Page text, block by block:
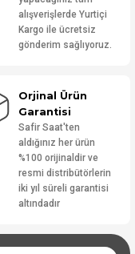
alışverişlerde Yurtiçi
Kargo ile ücretsiz
gönderim sağlıyoruz.
Orjinal Ürün
Garantisi
Safir Saat'ten
aldığınız her ürün
%100 orijinaldir ve
resmi distribütörlerin
iki yıl süreli garantisi
altındadır